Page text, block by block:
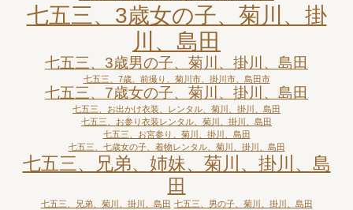
七五三、3歳女の子、菊川、掛
川、島田
七五三、3歳男の子、菊川、掛川、島田
七五三、7歳、前撮り、菊川市、掛川市、島田市
七五三、7歳女の子、菊川、掛川、島田
七五三、お出かけ衣装、レンタル、菊川、掛川、島田
七五三、お参り衣装レンタル、菊川、掛川、島田
七五三、お宮参り、菊川、掛川、島田
七五三、七歳女の子、着物レンタル、菊川、掛川、島田
七五三、兄弟、姉妹、菊川、掛川、島
田
七五三、兄弟、菊川、掛川、島田 七五三、男の子、菊川、掛川、島田